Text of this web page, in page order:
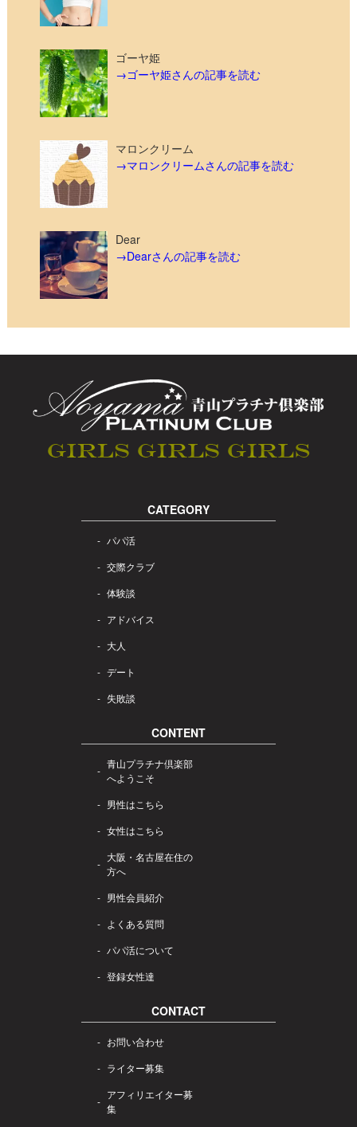
ゴーヤ姫
→ゴーヤ姫さんの記事を読む
マロンクリーム
→マロンクリームさんの記事を読む
Dear
→Dearさんの記事を読む
CATEGORY
パパ活
交際クラブ
体験談
アドバイス
大人
デート
失敗談
CONTENT
青山プラチナ倶楽部
へようこそ
男性はこちら
女性はこちら
大阪・名古屋在住の
方へ
男性会員紹介
よくある質問
パパ活について
登録女性達
CONTACT
お問い合わせ
ライター募集
アフィリエイター募
集